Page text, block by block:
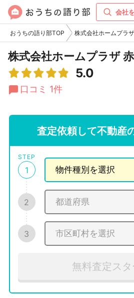
会社
おうちの語り部TOP 株式会社ホームプラザ
株式会社ホームプラザ
5.0
口コミ 1件
査定依頼して不動産
STEP
1
2
3
無料査定スタ